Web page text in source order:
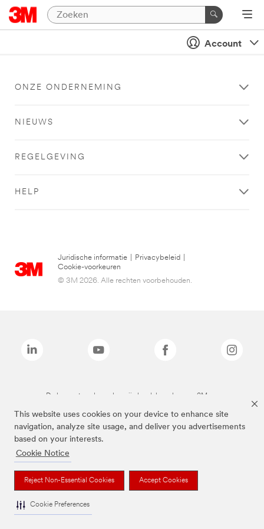
This website uses cookies on your device to enhance site
navigation, analyze site usage, and deliver you advertisements
based on your interests.
Cookie Notice
Reject Non-Essential Cookies Accept Cookies
Cookie Preferences
Account
ONZE ONDERNEMING
NIEUWS
REGELGEVING
HELP
Juridische informatie Privacybeleid
Cookie-voorkeuren
© 3M 2026. Alle rechten voorbehouden.
De bovenstaande merken zijn handelsmerken van 3M.we